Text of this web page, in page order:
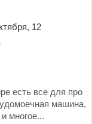
12
есть все для про
машина,
многое...